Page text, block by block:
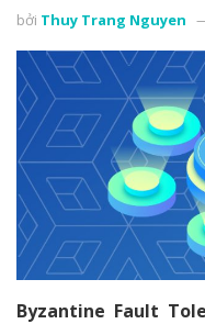
bởi Thuy Trang Nguyen
Byzantine Fault